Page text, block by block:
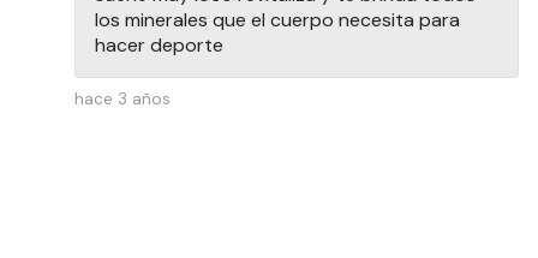
los minerales que el cuerpo necesita para
hacer deporte
hace 3 años